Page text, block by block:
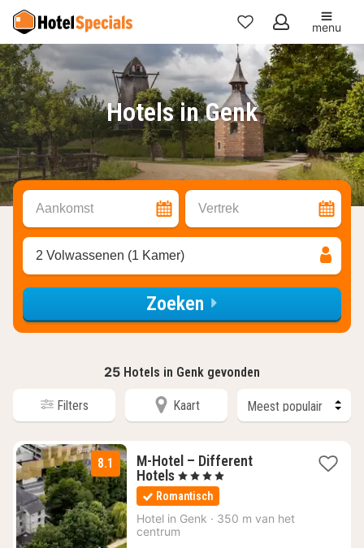
Mijn
favorieten
menu
Hotels in Genk
Aankomst Vertrek
2 Volwassenen (1 Kamer)
Zoeken
25 Hotels in Genk gevonden
Filters Kaart
8.1
M-Hotel – Different
Hotels3
nachten
vanaf
€
92
, 4 Sterren
Romantisch
Hotel in Genk · 350 m van het
centrum